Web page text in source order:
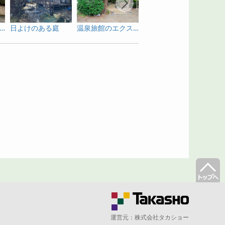
緑のある明るいファサードにリニューアル 日よけのある庭 温泉旅館のエクステリア
運営元： 株式会社タカショー